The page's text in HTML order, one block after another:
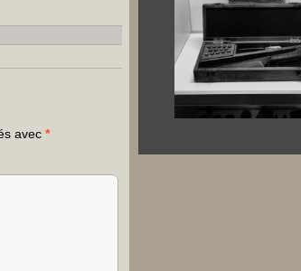
avec *